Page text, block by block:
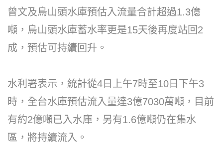
曾文及烏山頭水庫預估入流量合計超過1.3億
噸，烏山頭水庫蓄水率更是15天後再度站回2
成，預估可持續回升。
水利署表示，統計從4日上午7時至10日下午3
時，全台水庫預估流入量達3億7030萬噸，目前
有約2億噸已入水庫，另有1.6億噸仍在集水
區，將持續流入。